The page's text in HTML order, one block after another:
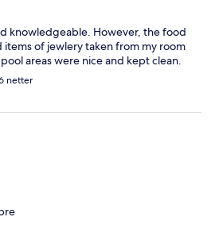
knowledgeable. However, the food
items of jewlery taken from my room
areas were nice and kept clean.
netter